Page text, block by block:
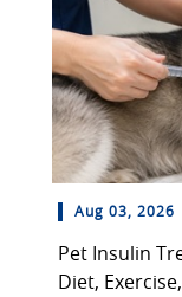
Aug 03, 2026
Pet Insulin
Diet,